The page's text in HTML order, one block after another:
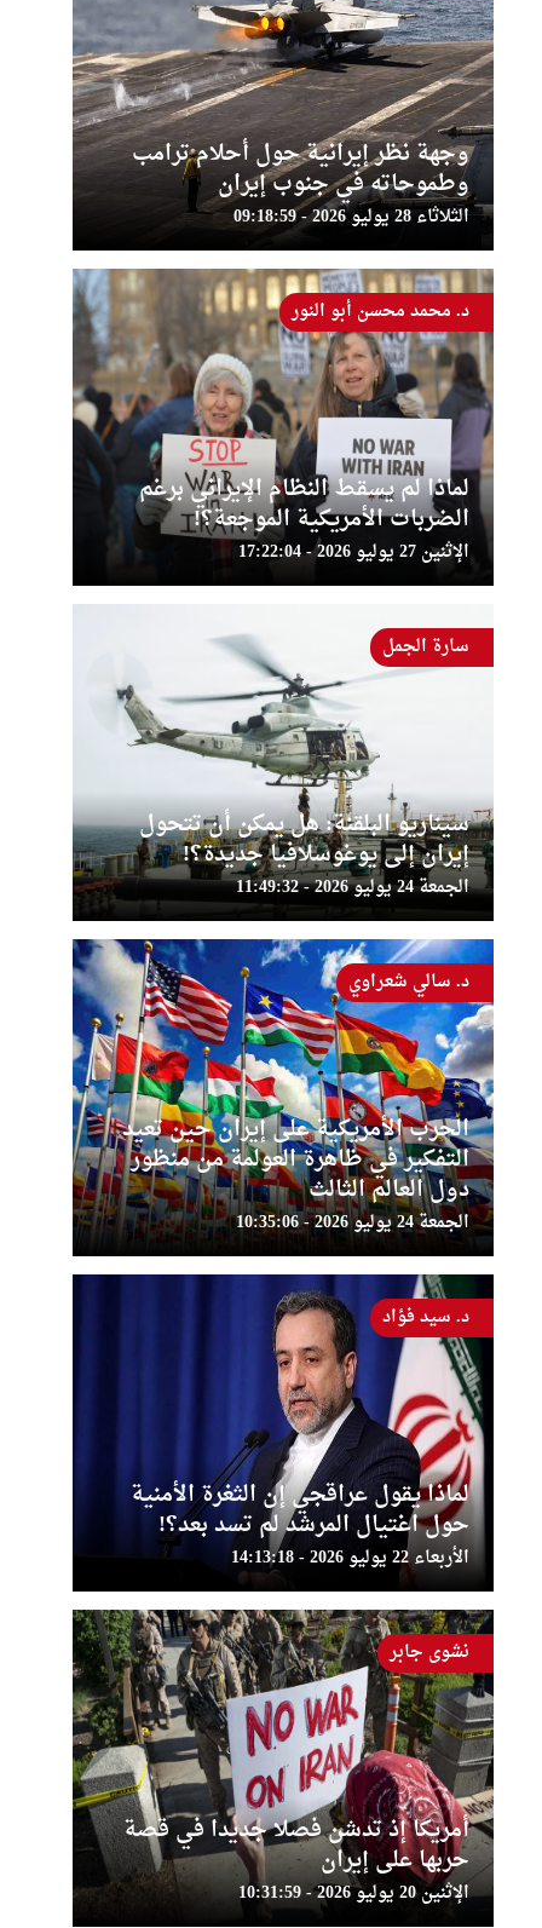
وجهة نظر إيرانية حول أحلام ترامب
وطموحاته في جنوب إيران
الثلاثاء 28 يوليو 2026 - 09:18:59
لماذا لم يسقط النظام الإيراني برغم
الضربات الأمريكية الموجعة؟!
الإثنين 27 يوليو 2026 - 17:22:04
د. محمد محسن أبو النور
سيناريو البلقنة: هل يمكن أن تتحول
إيران إلى يوغوسلافيا جديدة؟!
الجمعة 24 يوليو 2026 - 11:49:32
سارة الجمل
الحرب الأمريكية على إيران حين تعيد
التفكير في ظاهرة العولمة من منظور
دول العالم الثالث
الجمعة 24 يوليو 2026 - 10:35:06
د. سالي شعراوي
لماذا يقول عراقجي إن الثغرة الأمنية
حول اغتيال المرشد لم تسد بعد؟!
الأربعاء 22 يوليو 2026 - 14:13:18
د. سيد فؤاد
أمريكا إذ تدشن فصلا جديدا في قصة
حربها على إيران
الإثنين 20 يوليو 2026 - 10:31:59
نشوى جابر